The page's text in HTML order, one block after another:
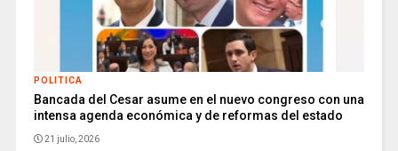
POLITICA
Bancada del Cesar asume en el nuevo congreso con una
intensa agenda económica y de reformas del estado
21 julio, 2026